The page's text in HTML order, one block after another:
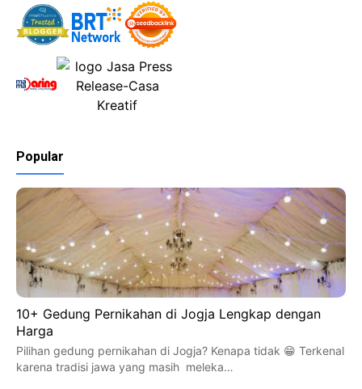
Popular
10+ Gedung Pernikahan di Jogja Lengkap dengan
Harga
Pilihan gedung pernikahan di Jogja? Kenapa tidak 😁 Terkenal
karena tradisi jawa yang masih meleka…